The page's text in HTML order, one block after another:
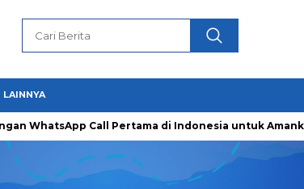
LAINNYA
Call Pertama di Indonesia untuk Amankan